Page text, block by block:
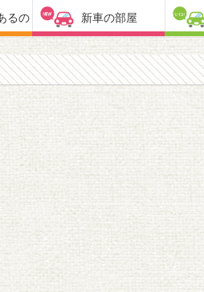
るの 新車の部屋